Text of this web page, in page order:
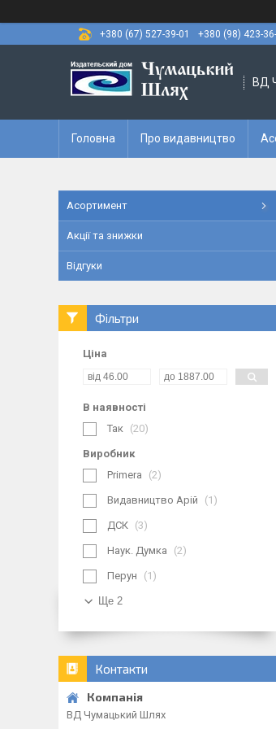
+380 (67) 527-39-01 +380 (98) 423-
ВД
Головна Про видавництво
Асортимент
Акції та знижки
Відгуки
Фільтри
Ціна
В наявності
Так
20
Виробник
Primera
2
Видавництво Арій 1
ДСК 3
Наук. Думка 2
Перун 1
Ще 2
Контакти
ВД Чумацький Шлях